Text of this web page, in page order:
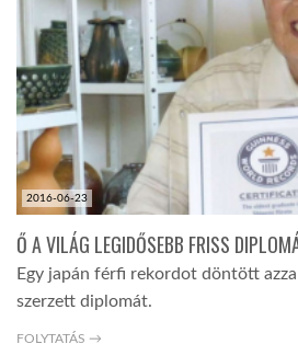
KÖZEL-KELET
AUSZTRÁLIA
A VILÁG ITTHON
2016-06-23
Ő A VILÁG LEGIDŐSEBB FRISS
Egy japán férfi rekordot döntött
szerzett diplomát.
FOLYTATÁS →